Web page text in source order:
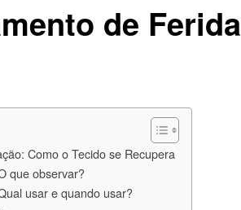
de
Como o Tecido se Recupera
que observar?
usar e quando usar?